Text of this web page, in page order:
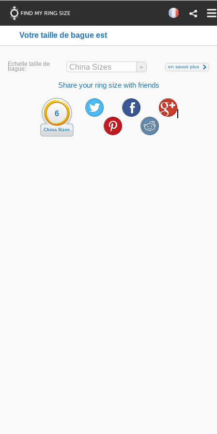
Votre taille de bague est
Echelle taille de
bague: China Sizes en savoir plus
Share your ring size with friends
6
China Sizes